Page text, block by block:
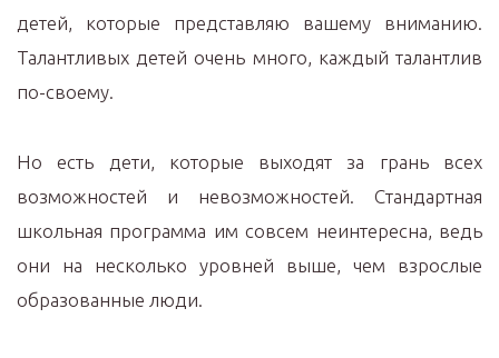
детей, которые представляю вашему вниманию.
Талантливых детей очень много, каждый талантлив
по-своему.
Но есть дети, которые выходят за грань всех
возможностей и невозможностей. Стандартная
школьная программа им совсем неинтересна, ведь
они на несколько уровней выше, чем взрослые
образованные люди.